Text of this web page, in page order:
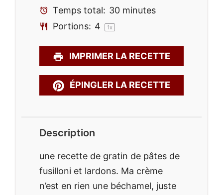
Temps total: 30 minutes
Portions: 4 1x
IMPRIMER LA RECETTE
ÉPINGLER LA RECETTE
Description
une recette de gratin de pâtes de
fusilloni et lardons. Ma crème
n’est en rien une béchamel, juste